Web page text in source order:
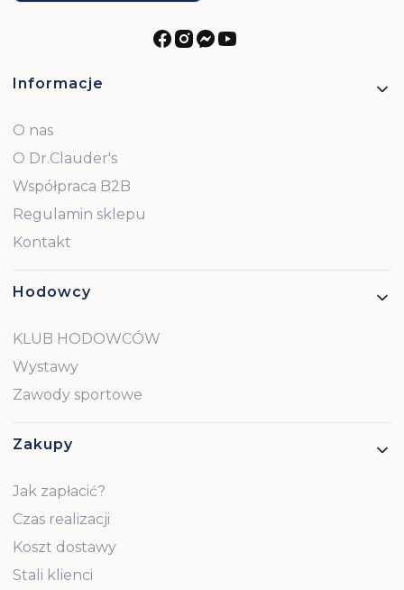
Linki w stopce
Informacje
O nas
O Dr.Clauder's
Współpraca B2B
Regulamin sklepu
Kontakt
Hodowcy
KLUB HODOWCÓW
Wystawy
Zawody sportowe
Zakupy
Jak zapłacić?
Czas realizacji
Koszt dostawy
Stali klienci